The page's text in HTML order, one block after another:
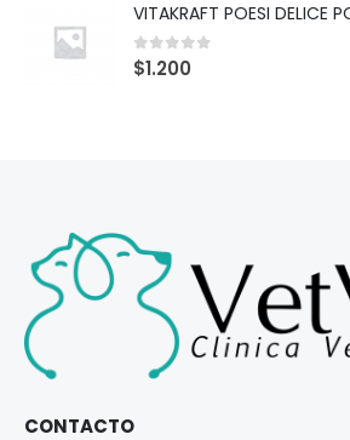
VITAKRAFT POESI DELICE
0out of 5
$1.200
CONTACTO